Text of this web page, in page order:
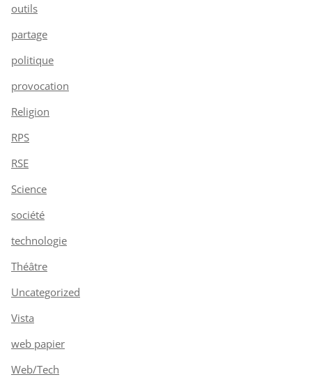
outils
partage
politique
provocation
Religion
RPS
RSE
Science
société
technologie
Théâtre
Uncategorized
Vista
web papier
Web/Tech